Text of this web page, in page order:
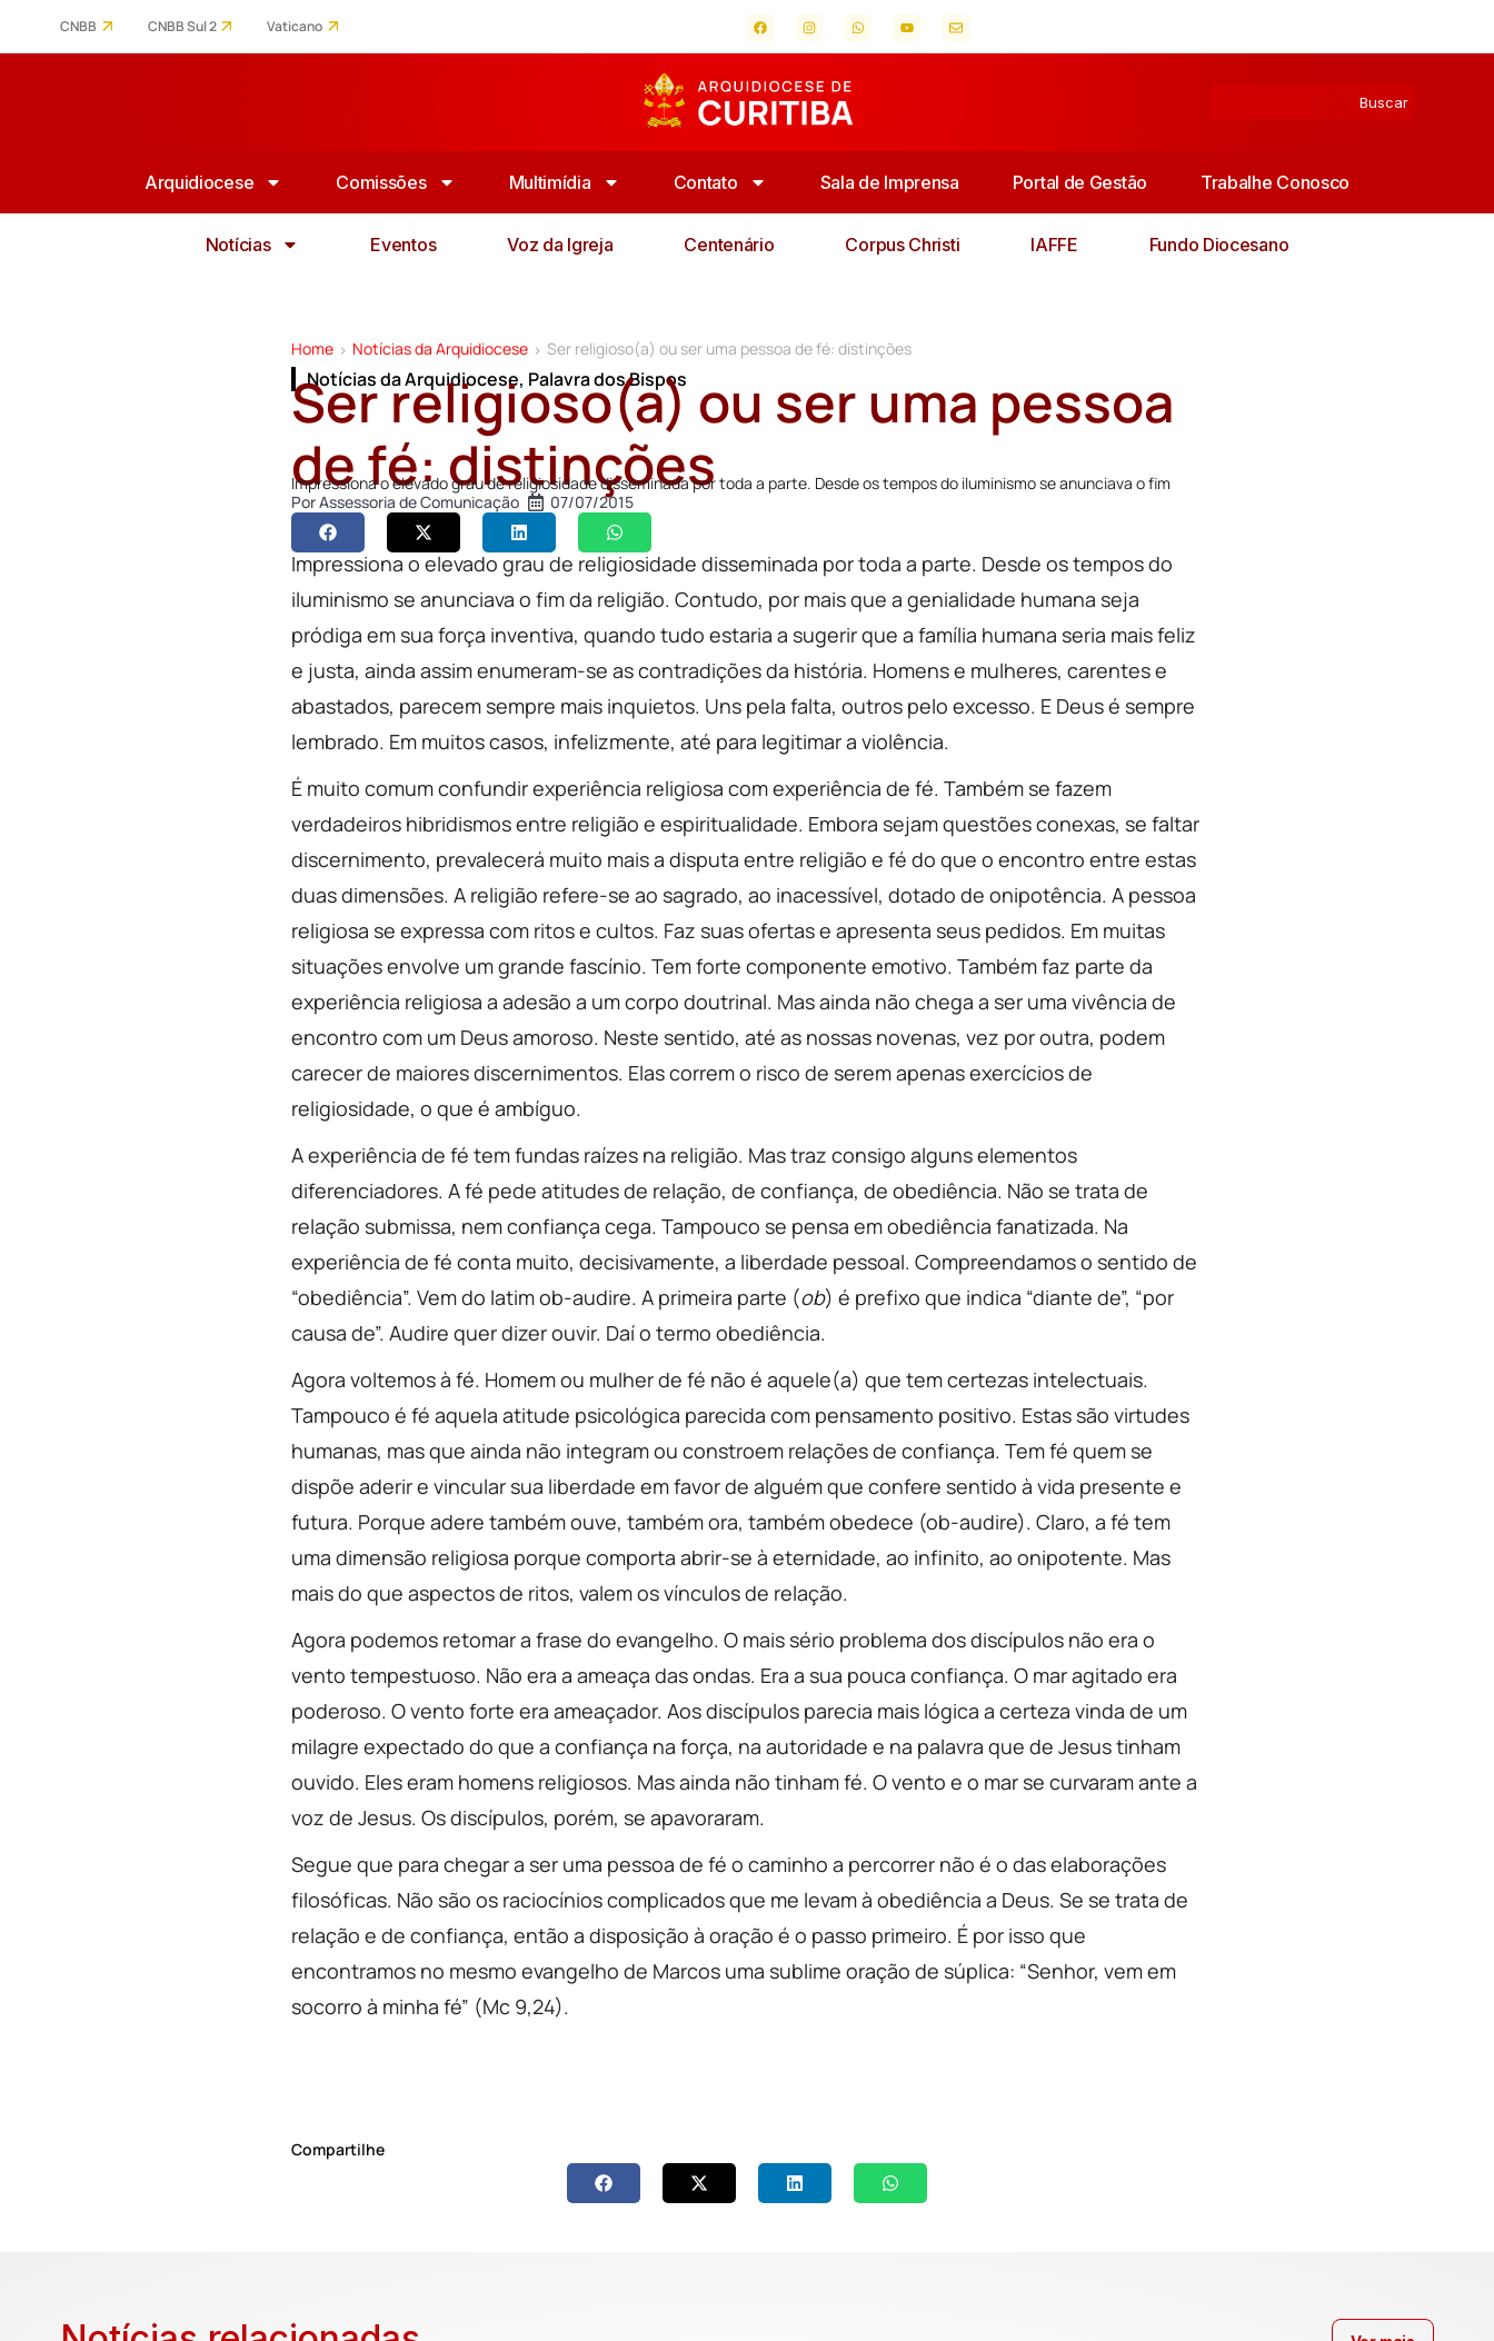
CNBB CNBB Sul 2 Vaticano
Arquidiocese Comissões Multimídia Contato Sala de Imprensa Portal de Gestão Trabalhe Conosco
Notícias Eventos Voz da Igreja Centenário Corpus Christi IAFFE Fundo Diocesano
Home > Notícias da Arquidiocese > Ser religioso(a) ou ser uma pessoa de fé: distinções
Notícias da Arquidiocese, Palavra dos Bispos
Ser religioso(a) ou ser uma pessoa
de fé: distinções
Impressiona o elevado grau de religiosidade disseminada por toda a parte. Desde os tempos do iluminismo se anunciava o fim
PorAssessoria de Comunicação 07/07/2015
Impressiona o elevado grau de religiosidade disseminada por toda a parte. Desde os tempos do
iluminismo se anunciava o fim da religião. Contudo, por mais que a genialidade humana seja
pródiga em sua força inventiva, quando tudo estaria a sugerir que a família humana seria mais feliz
e justa, ainda assim enumeram-se as contradições da história. Homens e mulheres, carentes e
abastados, parecem sempre mais inquietos. Uns pela falta, outros pelo excesso. E Deus é sempre
lembrado. Em muitos casos, infelizmente, até para legitimar a violência.
É muito comum confundir experiência religiosa com experiência de fé. Também se fazem
verdadeiros hibridismos entre religião e espiritualidade. Embora sejam questões conexas, se faltar
discernimento, prevalecerá muito mais a disputa entre religião e fé do que o encontro entre estas
duas dimensões. A religião refere-se ao sagrado, ao inacessível, dotado de onipotência. A pessoa
religiosa se expressa com ritos e cultos. Faz suas ofertas e apresenta seus pedidos. Em muitas
situações envolve um grande fascínio. Tem forte componente emotivo. Também faz parte da
experiência religiosa a adesão a um corpo doutrinal. Mas ainda não chega a ser uma vivência de
encontro com um Deus amoroso. Neste sentido, até as nossas novenas, vez por outra, podem
carecer de maiores discernimentos. Elas correm o risco de serem apenas exercícios de
religiosidade, o que é ambíguo.
A experiência de fé tem fundas raízes na religião. Mas traz consigo alguns elementos
diferenciadores. A fé pede atitudes de relação, de confiança, de obediência. Não se trata de
relação submissa, nem confiança cega. Tampouco se pensa em obediência fanatizada. Na
experiência de fé conta muito, decisivamente, a liberdade pessoal. Compreendamos o sentido de
“obediência”. Vem do latim ob-audire. A primeira parte (ob) é prefixo que indica “diante de”, “por
causa de”. Audire quer dizer ouvir. Daí o termo obediência.
Agora voltemos à fé. Homem ou mulher de fé não é aquele(a) que tem certezas intelectuais.
Tampouco é fé aquela atitude psicológica parecida com pensamento positivo. Estas são virtudes
humanas, mas que ainda não integram ou constroem relações de confiança. Tem fé quem se
dispõe aderir e vincular sua liberdade em favor de alguém que confere sentido à vida presente e
futura. Porque adere também ouve, também ora, também obedece (ob-audire). Claro, a fé tem
uma dimensão religiosa porque comporta abrir-se à eternidade, ao infinito, ao onipotente. Mas
mais do que aspectos de ritos, valem os vínculos de relação.
Agora podemos retomar a frase do evangelho. O mais sério problema dos discípulos não era o
vento tempestuoso. Não era a ameaça das ondas. Era a sua pouca confiança. O mar agitado era
poderoso. O vento forte era ameaçador. Aos discípulos parecia mais lógica a certeza vinda de um
milagre expectado do que a confiança na força, na autoridade e na palavra que de Jesus tinham
ouvido. Eles eram homens religiosos. Mas ainda não tinham fé. O vento e o mar se curvaram ante a
voz de Jesus. Os discípulos, porém, se apavoraram.
Segue que para chegar a ser uma pessoa de fé o caminho a percorrer não é o das elaborações
filosóficas. Não são os raciocínios complicados que me levam à obediência a Deus. Se se trata de
relação e de confiança, então a disposição à oração é o passo primeiro. É por isso que
encontramos no mesmo evangelho de Marcos uma sublime oração de súplica: “Senhor, vem em
socorro à minha fé” (Mc 9,24).
Compartilhe